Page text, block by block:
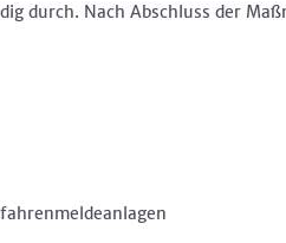
durch. Nach Abschluss der